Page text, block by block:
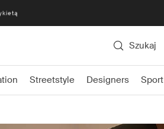
Szukaj
Streetstyle Designers Sport